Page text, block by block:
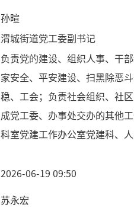
孙暄
渭城街道党工委副书记
负责党的建设、组织人事、干
家安全、平安建设、扫黑除恶
稳、工会；负责社会组织、社
成党工委、办事处交办的其他
科室党建工作办公室党建科、人
2026-06-19 09:50
苏永宏